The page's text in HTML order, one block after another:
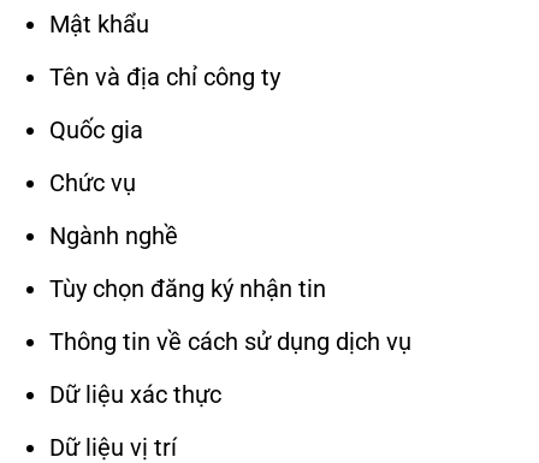
Mật khẩu
Tên và địa chỉ công ty
Quốc gia
Chức vụ
Ngành nghề
Tùy chọn đăng ký nhận tin
Thông tin về cách sử dụng dịch vụ
Dữ liệu xác thực
Dữ liệu vị trí